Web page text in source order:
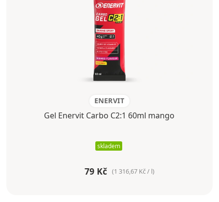
ENERVIT
Gel Enervit Carbo C2:1 60ml mango
skladem
79 Kč (1 316,67 Kč / l)